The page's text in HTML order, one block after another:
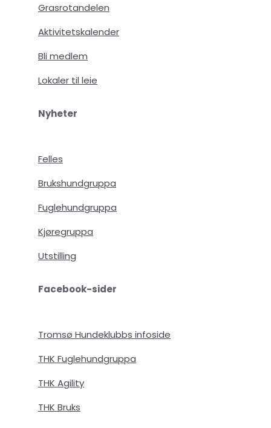
Grasrotandelen
Aktivitetskalender
Bli medlem
Lokaler til leie
Nyheter
Felles
Brukshundgruppa
Fuglehundgruppa
Kjøregruppa
Utstilling
Facebook-sider
Tromsø Hundeklubbs infoside
THK Fuglehundgruppa
THK Agility
THK Bruks